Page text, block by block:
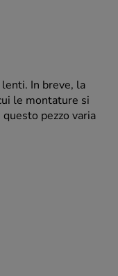
In breve, la
le montature si
pezzo varia